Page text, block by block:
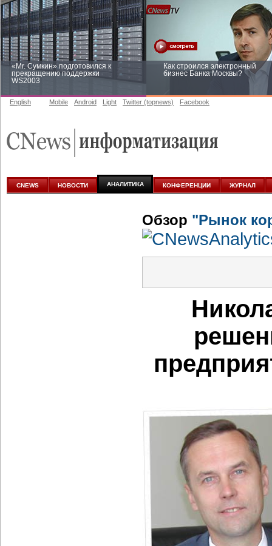
«Mr. Сумкин» подготовился к
прекращению поддержки
WS2003
Как строился электронный
бизнес Банка Москвы?
аналитике
English Mobile Android Light Twitter (topnews) Facebook
CNEWS НОВОСТИ АНАЛИТИКА КОНФЕРЕНЦИИ ЖУРНАЛ
Обзор "Рынок